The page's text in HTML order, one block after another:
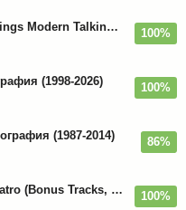
Thomas Anders / … Sings Modern Talking: The Best hi-res 100%
(1998-2026) 100%
(1987-2014) 86%
Suzi Quatro - Suzi Quatro (Bonus Tracks, Remaster) 1973/2022 100%